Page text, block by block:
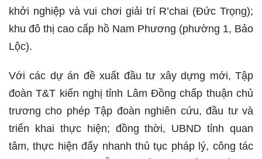
khởi nghiệp và vui chơi giải trí R’chai (Đức Trọng);
khu đô thị cao cấp hồ Nam Phương (phường 1, Bảo
Lộc).
Với các dự án đề xuất đầu tư xây dựng mới, Tập
đoàn T&T kiến nghị tỉnh Lâm Đồng chấp thuận chủ
trương cho phép Tập đoàn nghiên cứu, đầu tư và
triển khai thực hiện; đồng thời, UBND tỉnh quan
tâm, thực hiện đẩy nhanh thủ tục pháp lý, công tác